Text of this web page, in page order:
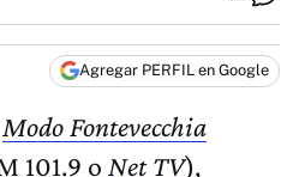
Agregar PERFIL en Google
Modo Fontevecchia
101.9 o Net TV),